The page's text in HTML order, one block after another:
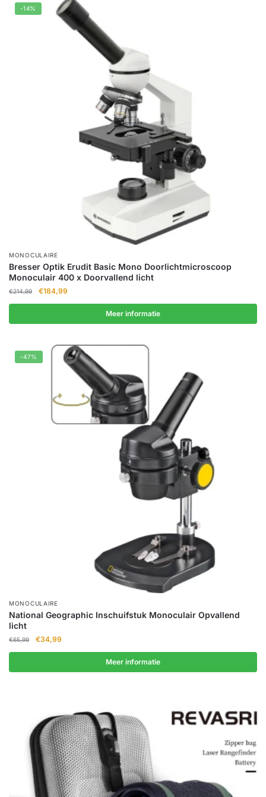
-14%
MONOCULAIRE
Bresser Optik Erudit Basic Mono Doorlichtmicroscoop
Monoculair 400 x Doorvallend licht
€214,99
Oorspronkelijke
prijs
€214,99.
€184,99
prijs
€184,99.
Meer informatie
-47%
MONOCULAIRE
National Geographic Inschuifstuk Monoculair Opvallend
licht
€65,99
Oorspronkelijke
prijs
€65,99.
€34,99
prijs
€34,99.
Meer informatie